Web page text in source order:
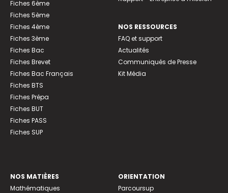
Fiches 6ème
Fiches 5ème
Fiches 4ème
Fiches 3ème
Fiches Bac
Fiches Brevet
Fiches Bac Français
Fiches BTS
Fiches Prépa
Fiches BUT
Fiches PASS
Fiches SUP
NOS RESSOURCES
FAQ et support
Actualités
Communiqués de Presse
Kit Média
NOS MATIÈRES
Mathématiques
ORIENTATION
Parcoursup